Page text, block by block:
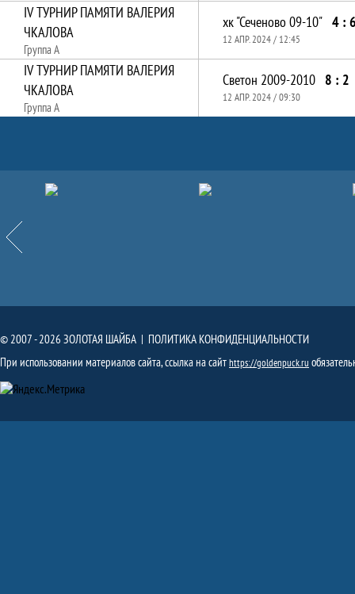
IV ТУРНИР ПАМЯТИ ВАЛЕРИЯ
ЧКАЛОВА
Группа А
хк "Сеченово 09-10" 4 :
12 АПР. 2024 / 12:45
IV ТУРНИР ПАМЯТИ ВАЛЕРИЯ
ЧКАЛОВА
Группа А
Светон 2009-2010 8 : 2
12 АПР. 2024 / 09:30
Назад
Партнёры
© 2007 - 2026 ЗОЛОТАЯ ШАЙБА | ПОЛИТИКА КОНФИДЕНЦИАЛЬНОСТИ
При использовании материалов сайта, ссылка на сайтhttps://goldenpuck.ru